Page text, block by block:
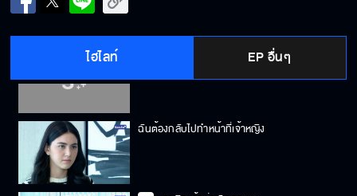
ไฮไลท์ EP อื่นๆ
ฉันต้องกลับไปทำหน้าที่เจ้าหญิง